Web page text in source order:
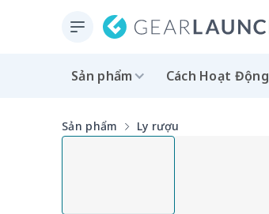
Sản phẩm Cách Hoạt Động
Sản phẩm Ly rượu